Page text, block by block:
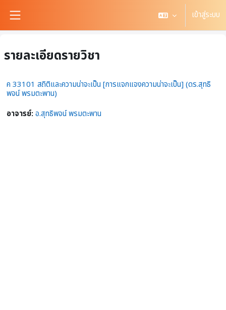
เข้าสู่ระบบ
รายละเอียดรายวิชา
ค 33101 สถิติและความน่าจะเป็น [การแจกแจงความน่าจะเป็น] (ดร.สุทธิ
พจน์ พรมตะพาน)
อาจารย์:อ.สุทธิพจน์ พรมตะพาน